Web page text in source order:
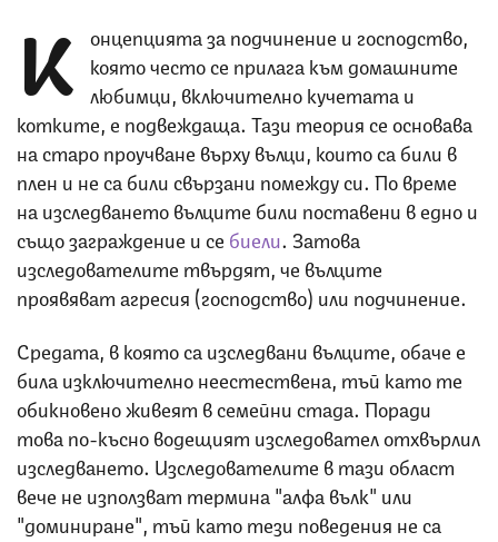
К онцепцията за подчинение и господство,
която често се прилага към домашните
любимци, включително кучетата и
котките, е подвеждаща. Тази теория се основава
на старо проучване върху вълци, които са били в
плен и не са били свързани помежду си. По време
на изследването вълците били поставени в едно и
също заграждение и се биели. Затова
изследователите твърдят, че вълците
проявяват агресия (господство) или подчинение.
Средата, в която са изследвани вълците, обаче е
била изключително неестествена, тъй като те
обикновено живеят в семейни стада. Поради
това по-късно водещият изследовател отхвърлил
изследването. Изследователите в тази област
вече не използват термина "алфа вълк" или
"доминиране", тъй като тези поведения не са